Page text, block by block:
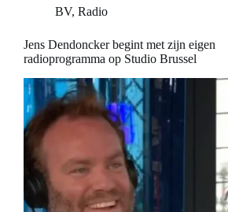
BV, Radio
Jens Dendoncker begint met zijn eigen
radioprogramma op Studio Brussel